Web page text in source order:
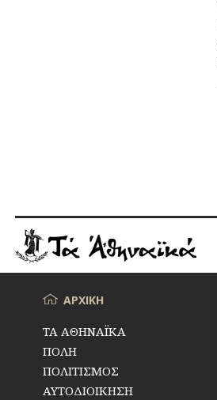
ΜενούΑΡΧΙΚΗ
ΤΑ ΑΘΗΝΑΪΚΑ
ΠΟΛΗ
ΠΟΛΙΤΙΣΜΟΣ
ΑΥΤΟΔΙΟΙΚΗΣΗ